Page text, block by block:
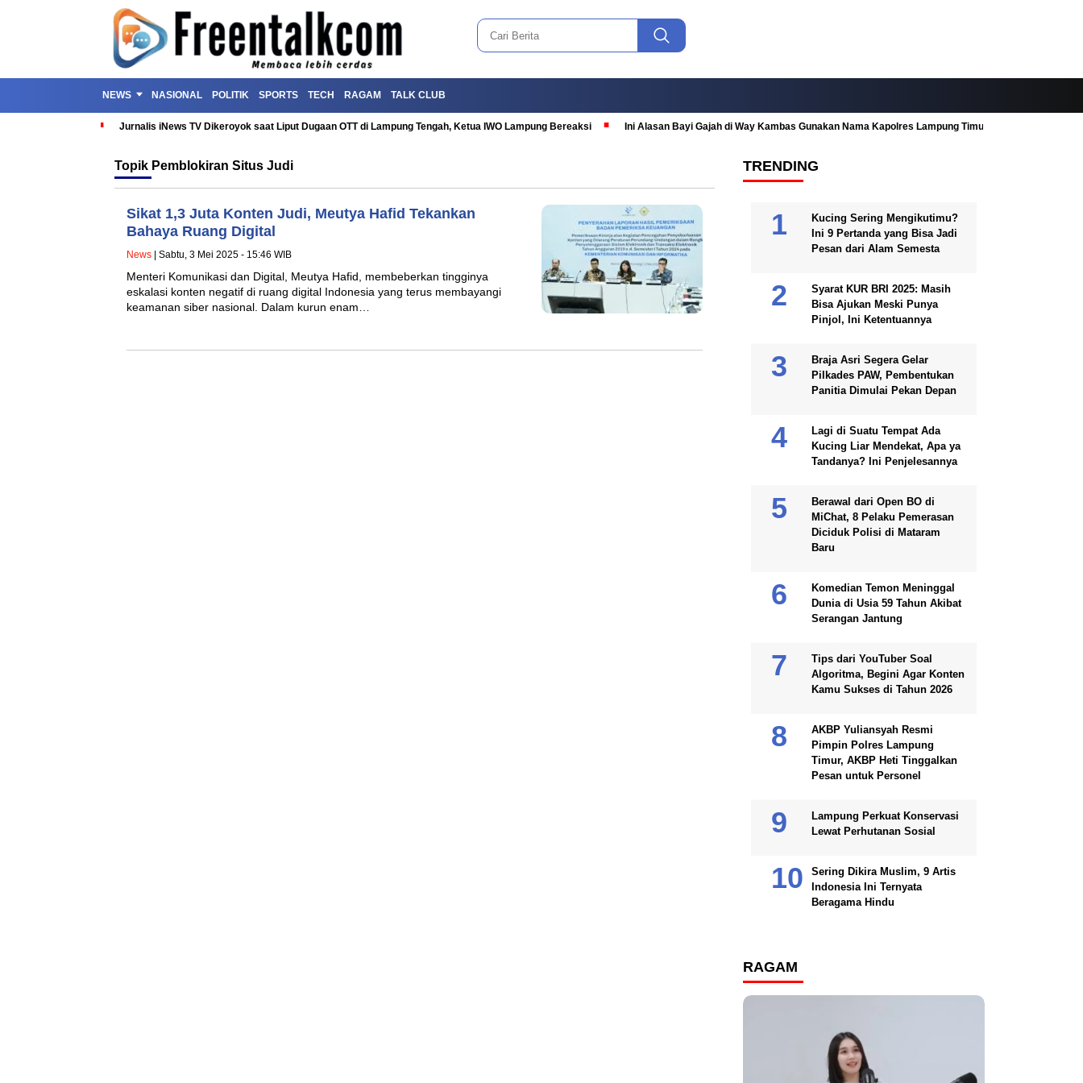
NEWS NASIONAL POLITIK SPORTS TECH RAGAM TALK CLUB
Jurnalis iNews TV Dikeroyok saat Liput Dugaan OTT di Lampung Tengah, Ketua IWO Lampung Bereaksi Ini Alasan Bayi Gajah di Way Kambas Gunakan Nama Kapolres Lampung Timur
Topik Pemblokiran Situs Judi
Sikat 1,3 Juta Konten Judi, Meutya Hafid Tekankan
Bahaya Ruang Digital
News | Sabtu, 3 Mei 2025 - 15:46 WIB
Menteri Komunikasi dan Digital, Meutya Hafid, membeberkan tingginya
eskalasi konten negatif di ruang digital Indonesia yang terus membayangi
keamanan siber nasional. Dalam kurun enam…
TRENDING
Kucing Sering Mengikutimu?
Ini 9 Pertanda yang Bisa Jadi
Pesan dari Alam Semesta
Syarat KUR BRI 2025: Masih
Bisa Ajukan Meski Punya
Pinjol, Ini Ketentuannya
Braja Asri Segera Gelar
Pilkades PAW, Pembentukan
Panitia Dimulai Pekan Depan
Lagi di Suatu Tempat Ada
Kucing Liar Mendekat, Apa ya
Tandanya? Ini Penjelesannya
Berawal dari Open BO di
MiChat, 8 Pelaku Pemerasan
Diciduk Polisi di Mataram
Baru
Komedian Temon Meninggal
Dunia di Usia 59 Tahun Akibat
Serangan Jantung
Tips dari YouTuber Soal
Algoritma, Begini Agar Konten
Kamu Sukses di Tahun 2026
AKBP Yuliansyah Resmi
Pimpin Polres Lampung
Timur, AKBP Heti Tinggalkan
Pesan untuk Personel
Lampung Perkuat Konservasi
Lewat Perhutanan Sosial
Sering Dikira Muslim, 9 Artis
Indonesia Ini Ternyata
Beragama Hindu
RAGAM